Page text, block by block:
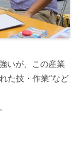
いが、この産業
た技・作業”など